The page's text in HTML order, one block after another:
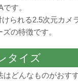
す。
られる2.5次元カメ
の特徴です。
タイズ
どんなものがおす